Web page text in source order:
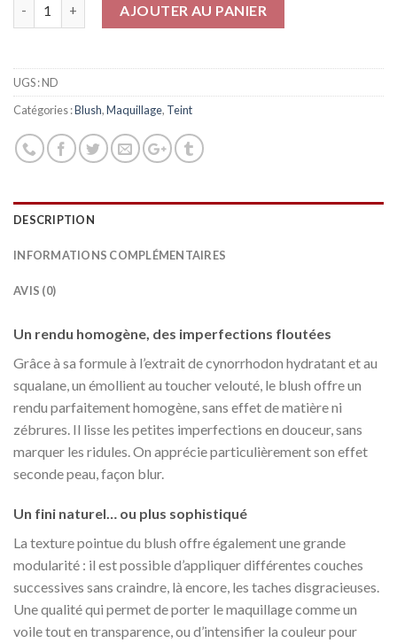
AJOUTER AU PANIER
UGS :ND
Catégories :Blush,Maquillage, Teint
DESCRIPTION
INFORMATIONS COMPLÉMENTAIRES
AVIS (0)
Un rendu homogène, des imperfections floutées
Grâce à sa formule à l’extrait de cynorrhodon hydratant et au
squalane, un émollient au toucher velouté, le blush offre un
rendu parfaitement homogène, sans effet de matière ni
zébrures. Il lisse les petites imperfections en douceur, sans
marquer les ridules. On apprécie particulièrement son effet
seconde peau, façon blur.
Un fini naturel… ou plus sophistiqué
La texture pointue du blush offre également une grande
modularité : il est possible d’appliquer différentes couches
successives sans craindre, là encore, les taches disgracieuses.
Une qualité qui permet de porter le maquillage comme un
voile tout en transparence, ou d’intensifier la couleur pour